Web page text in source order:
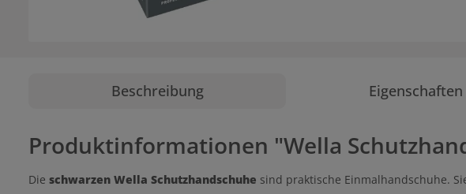
Beschreibung Eigenschaften
Produktinformationen "Wella
Die schwarzen Wella Schutzhandschuhe sind praktische Einmalhandschuhe.